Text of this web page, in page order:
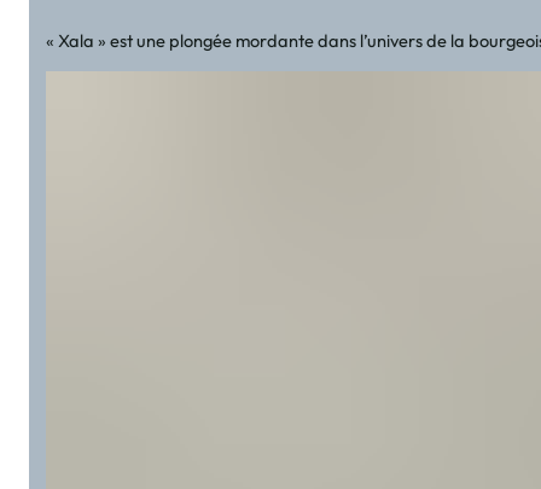
« Xala » est une plongée mordante dans l’univers de la